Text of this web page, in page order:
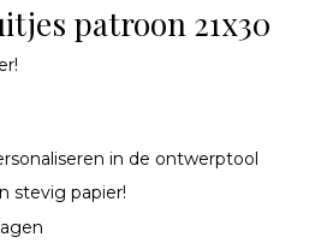
patroon 21x30
in de ontwerptool
stevig papier!